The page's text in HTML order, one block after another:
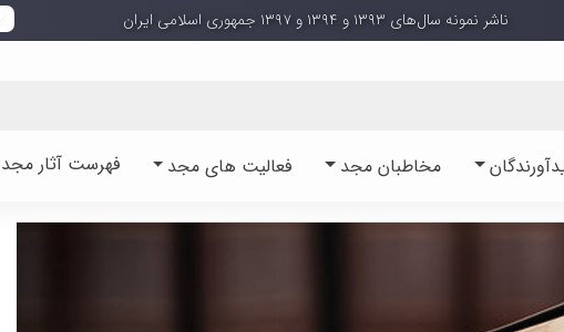
ناشر نمونه سال‌های ۱۳۹۳ و ۱۳۹۴ و ۱۳۹۷ جمهوری اسلامی ایران
مخاطبان مجد فعالیت های مجد فهرست آثار مجد